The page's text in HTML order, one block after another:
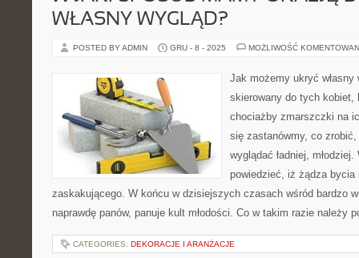
WŁASNY WYGLĄD?
POSTED BY ADMIN GRU - 8 - 2025 MOŻLIWOŚĆ
Jak możemy ukryć własny
skierowany do tych kobiet,
chociażby zmarszczki na
się zastanówmy, co
wyglądać ładniej,
powiedzieć, iż żądza bycia
zaskakującego. W końcu w dzisiejszych czasach wśród bardzo
naprawdę panów, panuje kult młodości. Co w takim razie należy
CATEGORIES: DEKORACJE I ARANŻACJE